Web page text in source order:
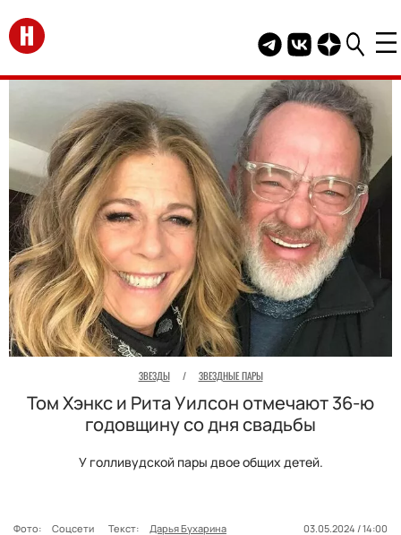
Перейти на главную
Telegram канал
Группа HELLO
Канал
ЗВЕЗДЫ / ЗВЕЗДНЫЕ ПАРЫ
Том Хэнкс и Рита Уилсон отмечают 36-ю
годовщину со дня свадьбы
У голливудской пары двое общих детей.
Фото: Соцсети Текст: Дарья Бухарина
03.05.2024 / 14:00